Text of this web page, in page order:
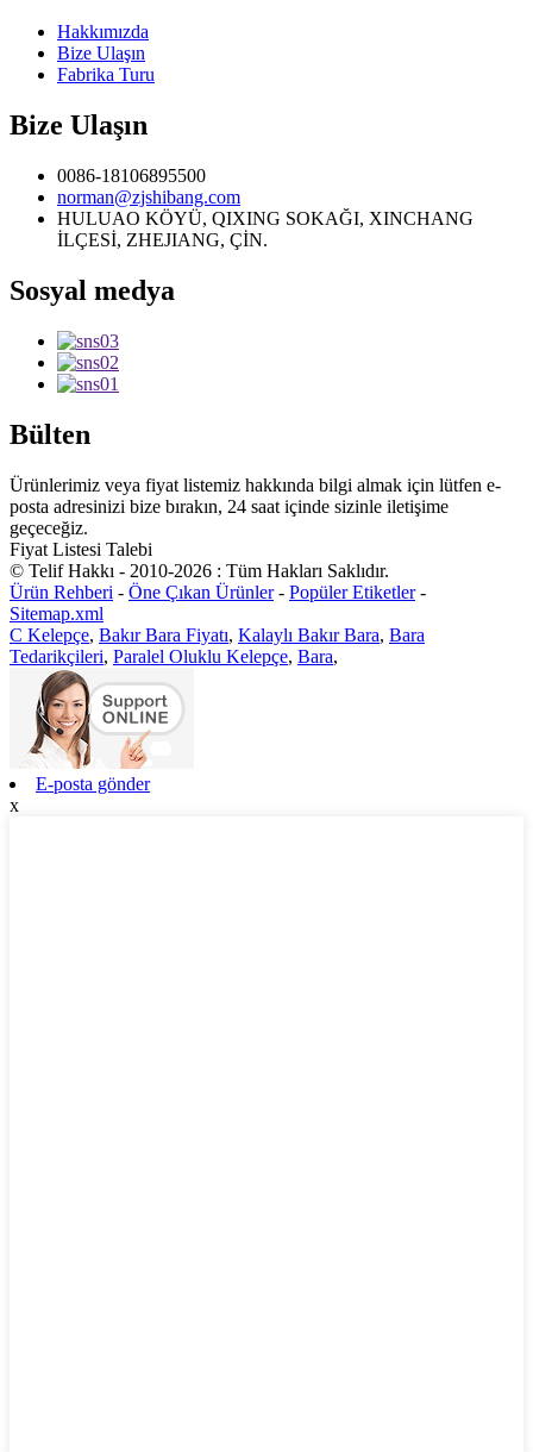
Hakkımızda
Bize Ulaşın
Fabrika Turu
Bize Ulaşın
0086-18106895500
norman@zjshibang.com
HULUAO KÖYÜ, QIXING SOKAĞI, XINCHANG
İLÇESİ, ZHEJIANG, ÇİN.
Sosyal medya
Bülten
Ürünlerimiz veya fiyat listemiz hakkında bilgi almak için lütfen e-
posta adresinizi bize bırakın, 24 saat içinde sizinle iletişime
geçeceğiz.
Fiyat Listesi Talebi
© Telif Hakkı - 2010-2026 : Tüm Hakları Saklıdır.
Ürün Rehberi - Öne Çıkan Ürünler- Popüler Etiketler-
Sitemap.xml
C Kelepçe, Bakır Bara Fiyatı, Kalaylı Bakır Bara, Bara
Tedarikçileri, Paralel Oluklu Kelepçe, Bara,
E-posta gönder
x